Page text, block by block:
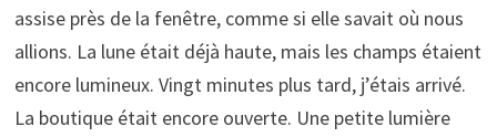
assise près de la fenêtre, comme si elle savait où nous
allions. La lune était déjà haute, mais les champs étaient
encore lumineux. Vingt minutes plus tard, j’étais arrivé.
La boutique était encore ouverte. Une petite lumière